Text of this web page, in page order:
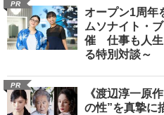
PR
オープン1周年
ムソナイト・
催 仕事も人生
る特別対談～
PR
《渡辺淳一原
の性”を真摯に